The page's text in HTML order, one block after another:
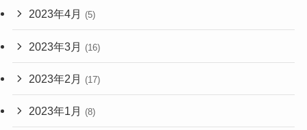
2023年4月 (5)
2023年3月 (16)
2023年2月 (17)
2023年1月 (8)